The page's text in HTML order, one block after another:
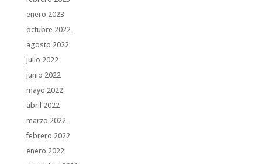
enero 2023
octubre 2022
agosto 2022
julio 2022
junio 2022
mayo 2022
abril 2022
marzo 2022
febrero 2022
enero 2022